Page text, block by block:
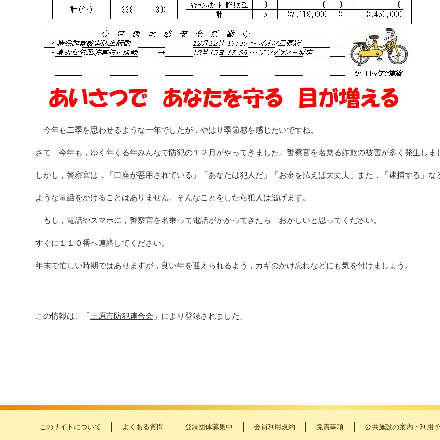
今年も二季を思わせるような一年でしたが，やはり季節感を感じたいですね。
さて，今年も，ゆく年くる年みんなで防犯の１２月がやってきました。警察官を名乗る詐欺の被害が多く発生しま
しかし，警察官は，「口座が悪用されている」「あなたは犯人だ」「お金を払えば大丈夫」また，「逮捕する」な
ような電話をかけることはありません。そんなことをしたら犯人は逃げます。
もし，電話やスマホに，警察官を名乗って電話がかかってきたら，おかしいと思ってください。
すぐに１１０番へ連絡してください。
年末で忙しい時期ではありますが，良い年を迎えられるよう，カギのかけ忘れなどにも気を付けましょう。
この情報は、「 三原市防犯連合会 」により登録されました。
このサイトについて よくある質問 登録団体募集中 会員利用規約 免責事項 公共施設の案内・利用